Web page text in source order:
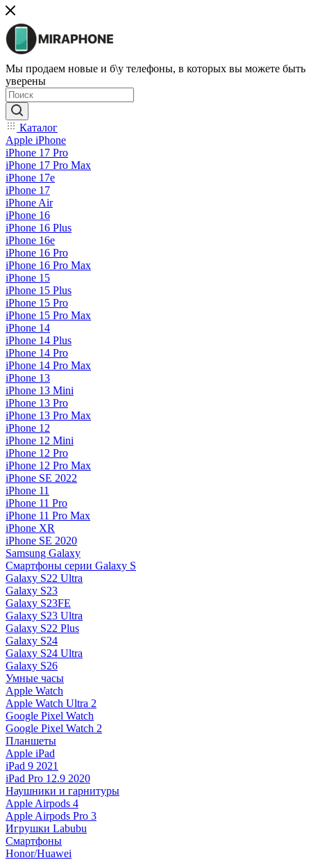
Мы продаем новые и б\у телефоны, в которых вы можете быть
уверены
Каталог
Apple iPhone
iPhone 17 Pro
iPhone 17 Pro Max
iPhone 17e
iPhone 17
iPhone Air
iPhone 16
iPhone 16 Plus
iPhone 16e
iPhone 16 Pro
iPhone 16 Pro Max
iPhone 15
iPhone 15 Plus
iPhone 15 Pro
iPhone 15 Pro Max
iPhone 14
iPhone 14 Plus
iPhone 14 Pro
iPhone 14 Pro Max
iPhone 13
iPhone 13 Mini
iPhone 13 Pro
iPhone 13 Pro Max
iPhone 12
iPhone 12 Mini
iPhone 12 Pro
iPhone 12 Pro Max
iPhone SE 2022
iPhone 11
iPhone 11 Pro
iPhone 11 Pro Max
iPhone XR
iPhone SE 2020
Samsung Galaxy
Смартфоны серии Galaxy S
Galaxy S22 Ultra
Galaxy S23
Galaxy S23FE
Galaxy S23 Ultra
Galaxy S22 Plus
Galaxy S24
Galaxy S24 Ultra
Galaxy S26
Умные часы
Apple Watch
Apple Watch Ultra 2
Google Pixel Watch
Google Pixel Watch 2
Планшеты
Apple iPad
iPad 9 2021
iPad Pro 12.9 2020
Наушники и гарнитуры
Apple Airpods 4
Apple Airpods Pro 3
Игрушки Labubu
Смартфоны
Honor/Huawei